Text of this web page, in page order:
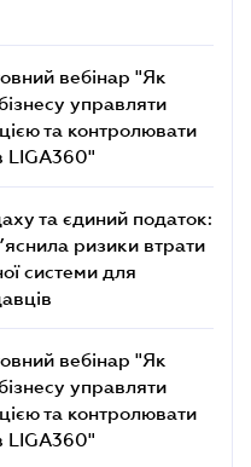
вебінар "Як
управляти
та контролювати
LIGA360"
та єдиний податок:
ризики втрати
системи для
вебінар "Як
управляти
та контролювати
LIGA360"